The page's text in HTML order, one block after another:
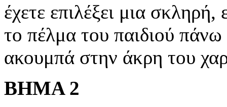
έχετε επιλέξει μια
το πέλμα του παιδιού
ακουμπά στην άκρη του
ΒΗΜΑ 2